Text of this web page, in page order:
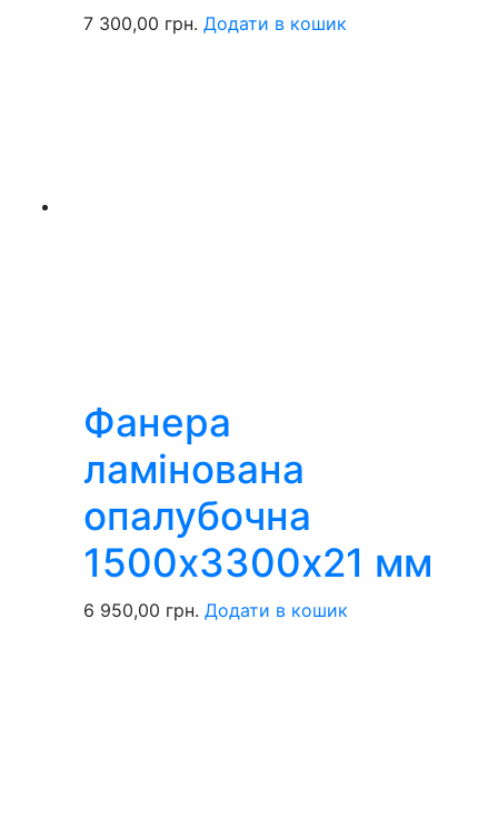
7 300,00 грн. Додати в кошик
Фанера
ламінована
опалубочна
1500х3300х21 мм
6 950,00 грн. Додати в кошик